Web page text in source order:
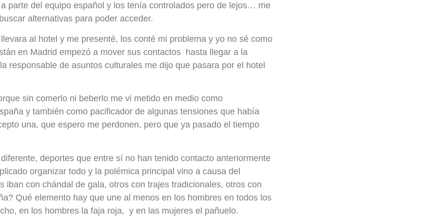
parte del equipo español y los tenía controlados pero de lejos… me
alternativas para poder acceder.
al hotel y me presenté, los conté mi problema y yo no sé como
en Madrid empezó a mover sus contactos hasta llegar a la
responsable de asuntos culturales me dijo que pasara por el hotel
sin comerlo ni beberlo me vi metido en medio como
y también como pacificador de algunas tensiones que había
una, que espero me perdonen, pero que ya pasado el tiempo
deportes que entre sí no han tenido contacto anteriormente
organizar todo y la polémica principal vino a causa del
con chándal de gala, otros con trajes tradicionales, otros con
Qué elemento hay que une al menos en los hombres en todos los
en los hombres la faja roja, y en las mujeres el pañuelo.